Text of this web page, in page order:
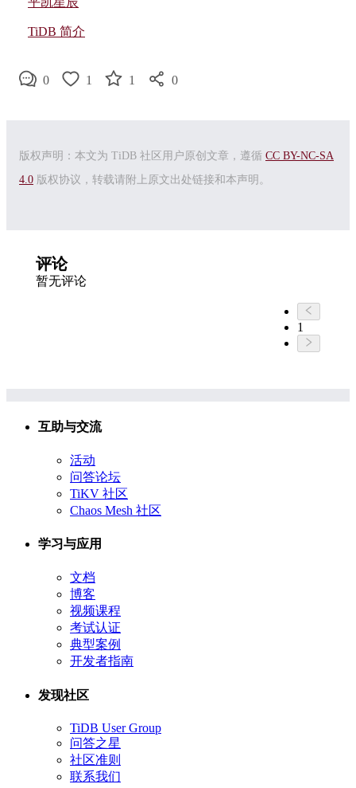
TiDB 简介
0 1 1 0
版权声明：本文为 TiDB 社区用户原创文章，遵循 CC BY-NC-SA
4.0 版权协议，转载请附上原文出处链接和本声明。
评论
暂无评论
1
互助与交流
活动
问答论坛
TiKV 社区
Chaos Mesh 社区
学习与应用
文档
博客
视频课程
考试认证
典型案例
开发者指南
发现社区
TiDB User Group
问答之星
社区准则
联系我们